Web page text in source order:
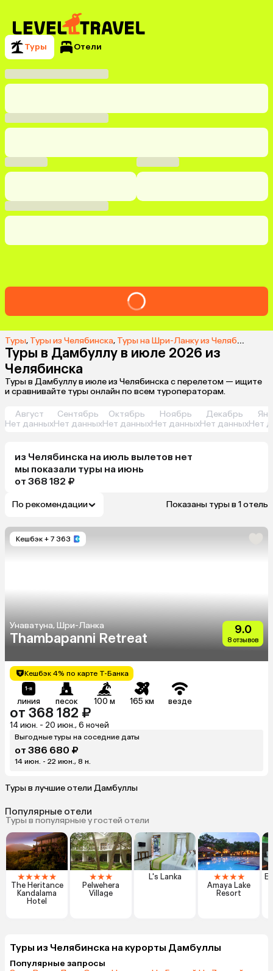
Туры Отели
Туры, Туры из Челябинска, Туры на Шри-Ланку из Челябинска
Туры в Дамбуллу в июле 2026 из
Челябинска
Туры в Дамбуллу в июле из Челябинска с перелетом — ищите
и сравнивайте туры онлайн по всем туроператорам.
Август
Нет данных
Сентябрь
Нет данных
Октябрь
Нет данных
Ноябрь
Нет данных
Декабрь
Нет данныхНет
из Челябинска на июль вылетов нет
мы показали туры на июнь
от 368 182 ₽
По рекомендации Показаны туры в 1 отель
Кешбэк + 7 363
Унаватуна, Шри-Ланка
Thambapanni Retreat
9.0
8 отзывов
Кешбэк 4% по карте Т-Банка
линия песок 100 м 165 км везде
от 368 182 ₽
14 июн. - 20 июн., 6 ночей
Выгодные туры на соседние даты
от 386 680 ₽
14 июн. - 22 июн., 8 н.
Туры в лучшие отели Дамбуллы
Популярные отели
Туры в популярные у гостей отели
★★★★★
The Heritance
Kandalama
Hotel
★★★
Pelwehera
Village
L's Lanka ★★★★
Amaya Lake
Resort
Туры из Челябинска на курорты Дамбуллы
Популярные запросы